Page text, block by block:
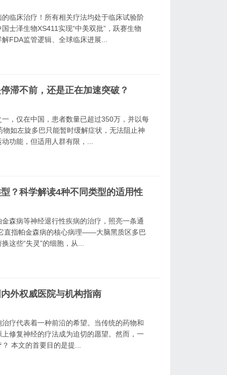
临床治疗！所有相关疗法均处于临床试验阶
士泽生物XS411实现“中美双批”，跃赛生物
FDA监管逻辑、全球临床进展...
滞不前，还是正在加速突破？
，仅在中国，患者数量已超过350万，并以每
如左旋多巴只能暂时缓解症状，无法阻止神
功能，但适用人群有限，...
？科学解读4种不同类型的适用性
森病等神经退行性疾病的治疗，照亮一条通
直指帕金森病的核心病理——大脑黑质区多巴
这些“失灵”的细胞，从...
外权威医院与机构指南
疗代表着一种前沿的希望。当传统的药物和
修复神经的疗法成为迫切的愿望。然而，一
本文的首要目的是提...